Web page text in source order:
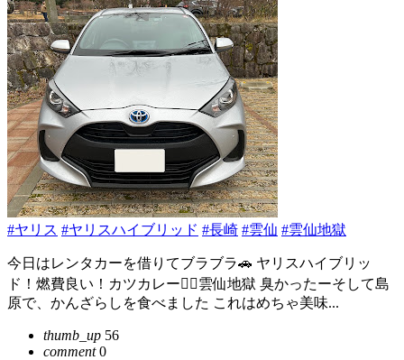
#ヤリス #ヤリスハイブリッド #長崎 #雲仙 #雲仙地獄
今日はレンタカーを借りてブラブラ🚗 ヤリスハイブリッ
ド！燃費良い！カツカレー👍🏻雲仙地獄 臭かったーそして島
原で、かんざらしを食べました これはめちゃ美味...
thumb_up 56
comment0